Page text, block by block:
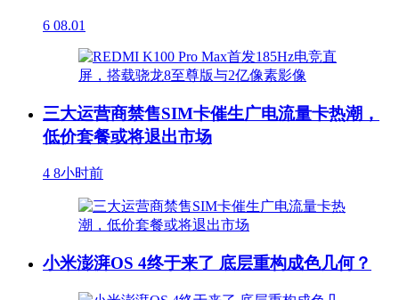
6 08.01
三大运营商禁售SIM卡催生广电流量卡热潮，
低价套餐或将退出市场
4 8小时前
小米澎湃OS 4终于来了 底层重构成色几何？